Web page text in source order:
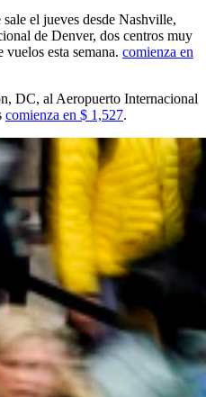
el jueves desde Nashville,
de Denver, dos centros muy
vuelos esta semana. comienza en
DC, al Aeropuerto Internacional
comienza en $ 1,527.